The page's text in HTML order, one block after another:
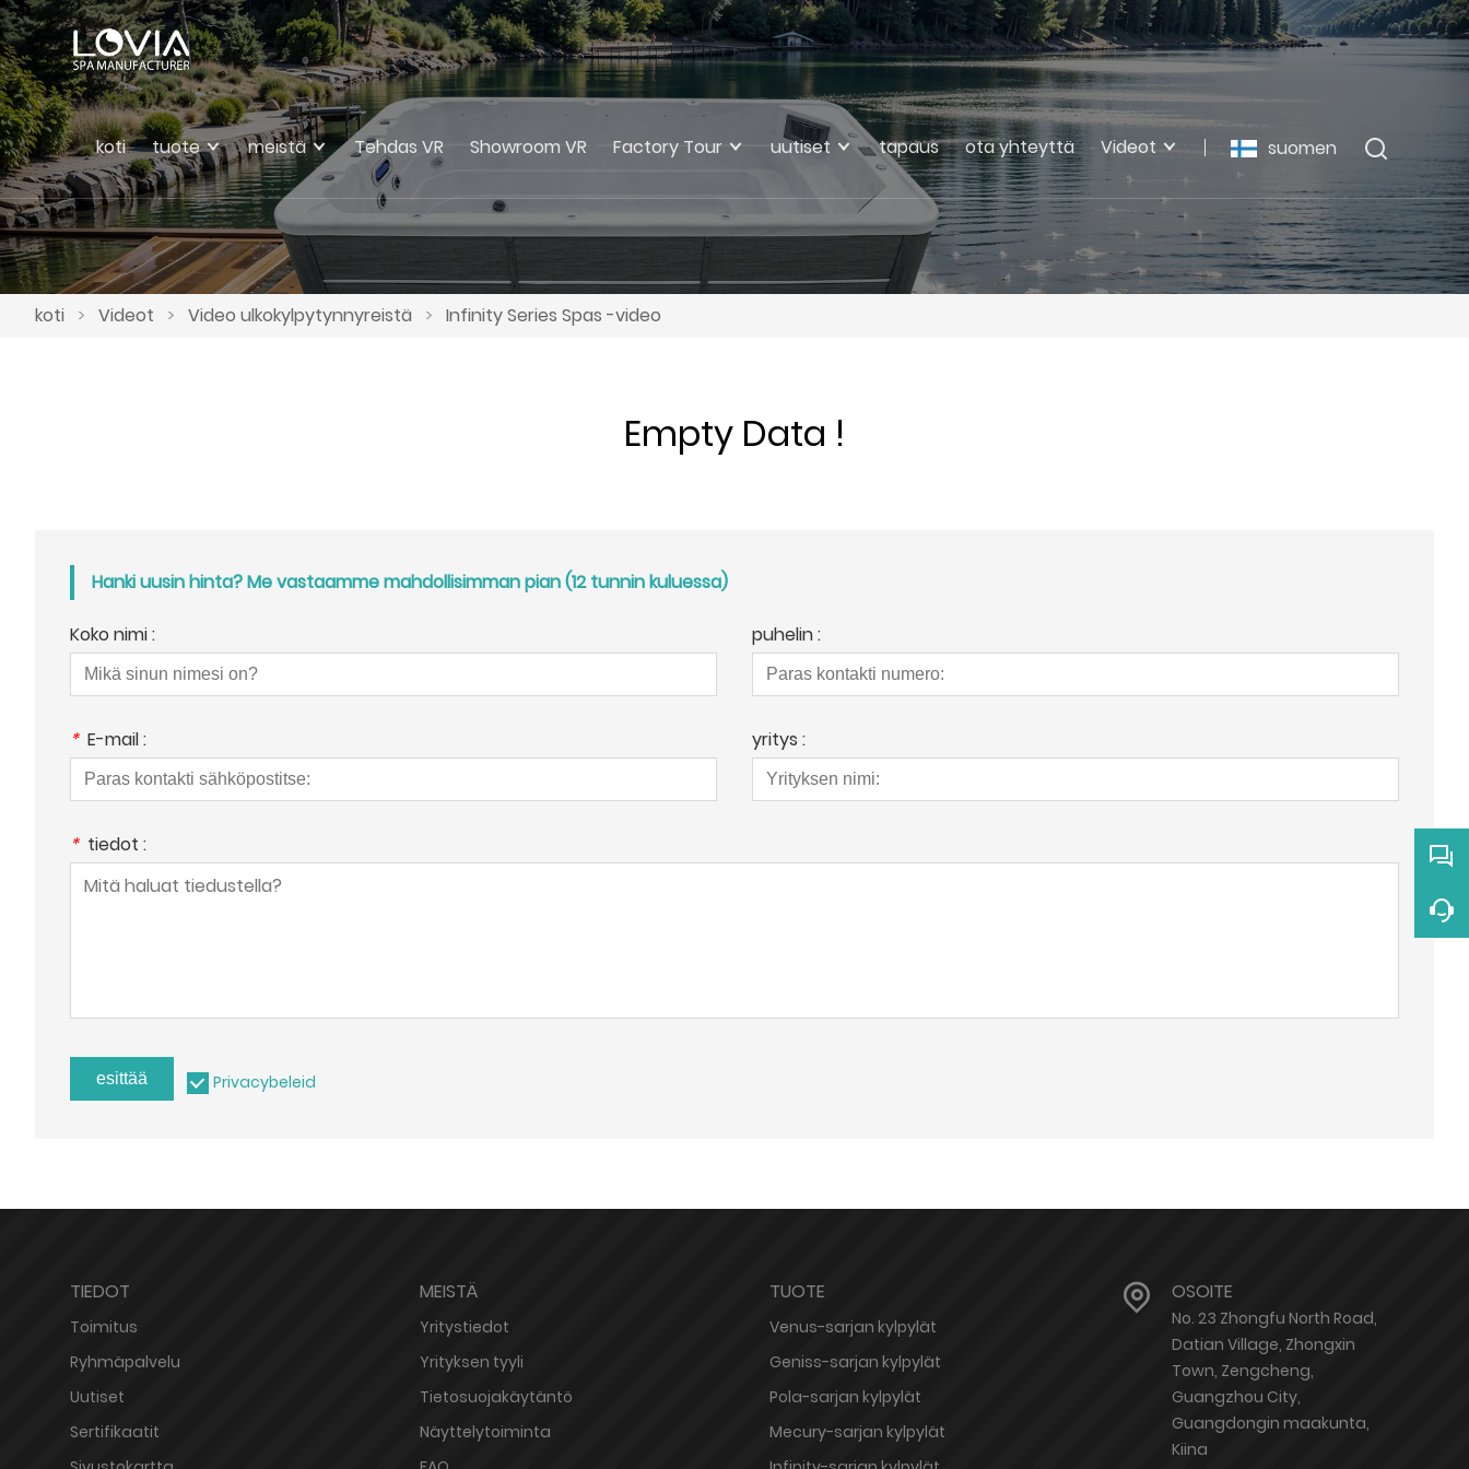
suomen
koti tuote meistä Tehdas VR Showroom VR Factory Tour uutiset tapaus ota yhteyttä Videot
koti > Videot > Video ulkokylpytynnyreistä > Infinity Series Spas -video
Empty Data !
Hanki uusin hinta? Me vastaamme mahdollisimman pian (12 tunnin kuluessa)
Koko nimi : puhelin :
* E-mail : yritys :
* tiedot :
esittää Privacybeleid
TIEDOT
Toimitus
Ryhmäpalvelu
Uutiset
Sertifikaatit
MEISTÄ
Yritystiedot
Yrityksen tyyli
Tietosuojakäytäntö
Näyttelytoiminta
TUOTE
Venus-sarjan kylpylät
Geniss-sarjan kylpylät
Pola-sarjan kylpylät
Mecury-sarjan kylpylät
OSOITE
No. 23 Zhongfu North Road,
Datian Village, Zhongxin
Town, Zengcheng,
Guangzhou City,
Guangdongin maakunta,
Kiina